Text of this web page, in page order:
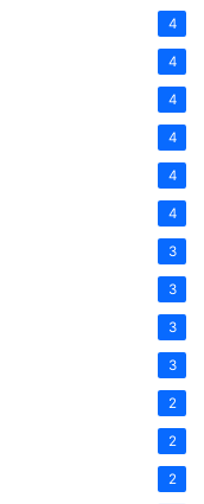
4
4
4
4
4
4
3
3
3
3
2
2
2